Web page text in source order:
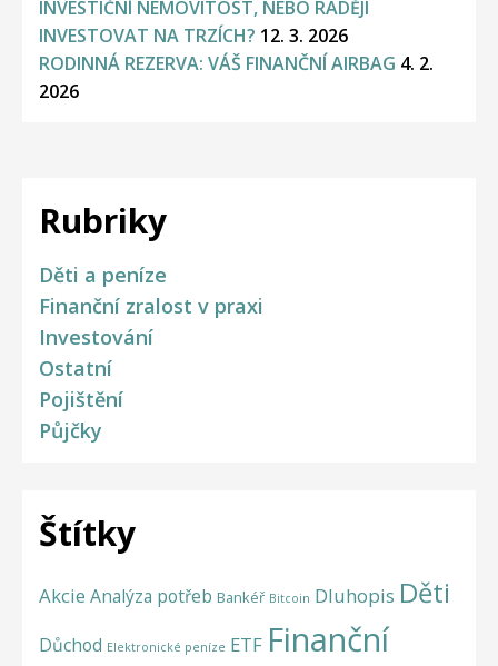
INVESTIČNÍ NEMOVITOST, NEBO RADĚJI
INVESTOVAT NA TRZÍCH? 12. 3. 2026
RODINNÁ REZERVA: VÁŠ FINANČNÍ AIRBAG 4. 2.
2026
Rubriky
Děti a peníze
Finanční zralost v praxi
Investování
Ostatní
Pojištění
Půjčky
Štítky
Akcie Analýza potřeb Bankéř Bitcoin Dluhopis Děti
Důchod Elektronické peníze ETF Finanční